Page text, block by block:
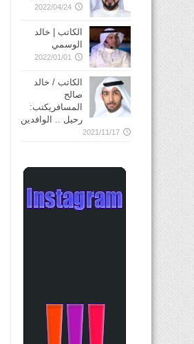
2022/04/24
الكاتب | خالد
الوسمي
2022/01/01
الكاتب / خالد
صالح
المسافريكتب:
رحيل .. الوافدين
2021/11/17